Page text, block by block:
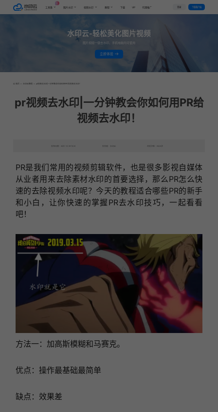
工具集
AI
图片水印 视频水印 教程 下载 VIP 代理推广 登录 下载客户端
水印云-轻松美化图片视频
图片视频一键去水印，手机电脑均可使用
立即体验
首页 > 水印云教程 > pr视频去水印|一分钟教会你如何用PR给视频去水印！
pr视频去水印|一分钟教会你如何用PR给
视频去水印！
发布日期：2021-12-09 15:22 发表者：水印云 浏览次数：8348次
PR是我们常用的视频剪辑软件，也是很多影视自媒体
从业者用来去除素材水印的首要选择，那么PR怎么快
速的去除视频水印呢？今天的教程适合哪些PR的新手
和小白，让你快速的掌握PR去水印技巧，一起看看
吧！
方法一：加高斯模糊和马赛克。
优点：操作最基础最简单
缺点：效果差